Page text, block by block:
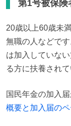
第1号被保険
20歳以上60歳未
無職の人などで
は加入していな
る方に扶養され
国民年金の加入
概要と加入届の